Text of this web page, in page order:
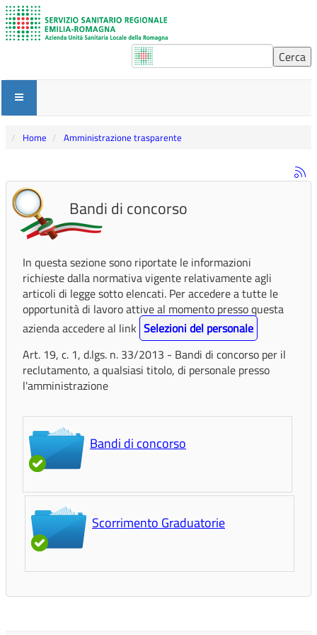
Home Amministrazione trasparente
Bandi di concorso
In questa sezione sono riportate le informazioni
richieste dalla normativa vigente relativamente agli
articoli di legge sotto elencati. Per accedere a tutte le
opportunità di lavoro attive al momento presso questa
azienda accedere al link Selezioni del personale
Art. 19, c. 1, d.lgs. n. 33/2013 - Bandi di concorso per il
reclutamento, a qualsiasi titolo, di personale presso
l'amministrazione
Bandi di concorso
Scorrimento Graduatorie